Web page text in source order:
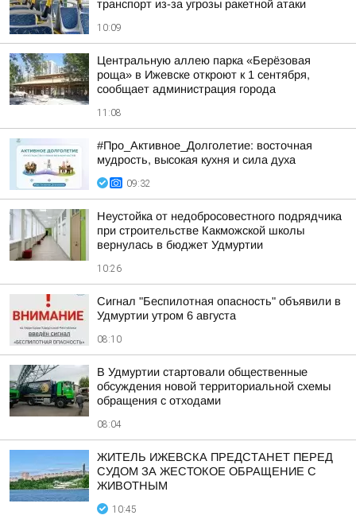
транспорт из-за угрозы ракетной атаки
10:09
Центральную аллею парка «Берёзовая
роща» в Ижевске откроют к 1 сентября,
сообщает администрация города
11:08
#Про_Активное_Долголетие: восточная
мудрость, высокая кухня и сила духа
09:32
Неустойка от недобросовестного подрядчика
при строительстве Какможской школы
вернулась в бюджет Удмуртии
10:26
Сигнал "Беспилотная опасность" объявили в
Удмуртии утром 6 августа
08:10
В Удмуртии стартовали общественные
обсуждения новой территориальной схемы
обращения с отходами
08:04
ЖИТЕЛЬ ИЖЕВСКА ПРЕДСТАНЕТ ПЕРЕД
СУДОМ ЗА ЖЕСТОКОЕ ОБРАЩЕНИЕ С
ЖИВОТНЫМ
10:45